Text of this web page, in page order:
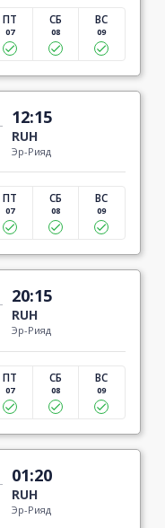
ПТ
07
СБ
08
ВС
09
12:15
RUH
Эр-Рияд
ПТ
07
СБ
08
ВС
09
20:15
RUH
Эр-Рияд
ПТ
07
СБ
08
ВС
09
01:20
RUH
Эр-Рияд